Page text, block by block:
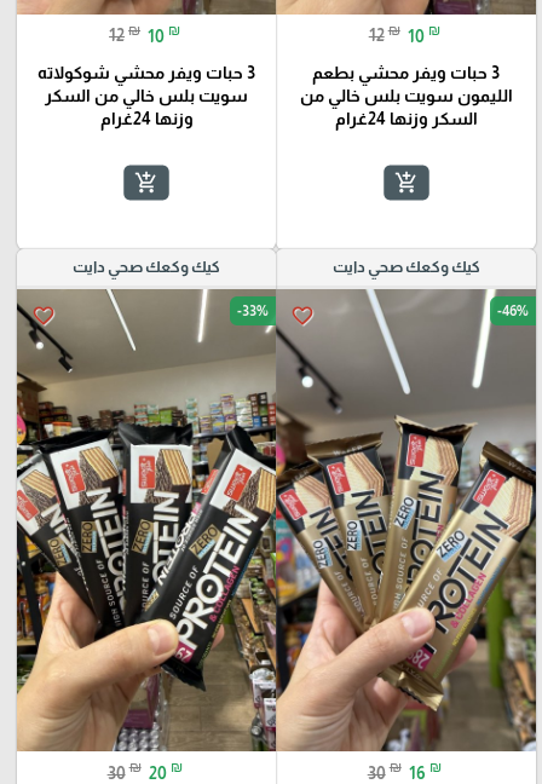
12 ₪ 10 ₪
3 حبات ويفر محشي بطعم
الليمون سويت بلس خالي من
السكر وزنها 24غرام
add_shopping_cart
12 ₪ 10 ₪
3 حبات ويفر محشي شوكولاته
سويت بلس خالي من السكر
وزنها 24غرام
add_shopping_cart
كيك وكعك صحي دايت
favorite_border -46%
30 ₪ 16 ₪
كيك وكعك صحي دايت
favorite_border -33%
30 ₪ 20 ₪